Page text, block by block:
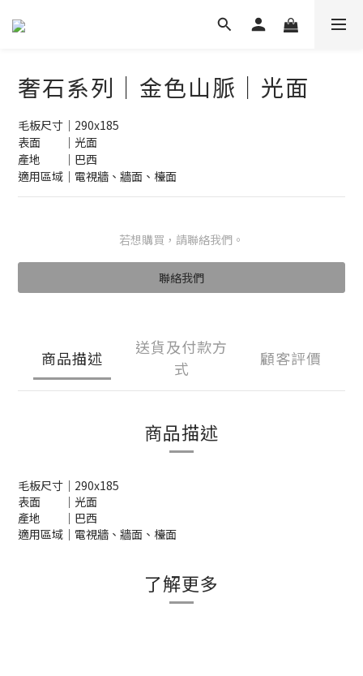
奢石系列｜金色山脈｜光面
毛板尺寸｜290x185
表面　　｜光面
產地　　｜巴西
適用區域｜電視牆、牆面、檯面
若想購買，請聯絡我們。
聯絡我們
商品描述
送貨及付款方
式
顧客評價
商品描述
毛板尺寸｜290x185
表面 ｜光面
產地 ｜巴西
適用區域｜電視牆、牆面、檯面
了解更多